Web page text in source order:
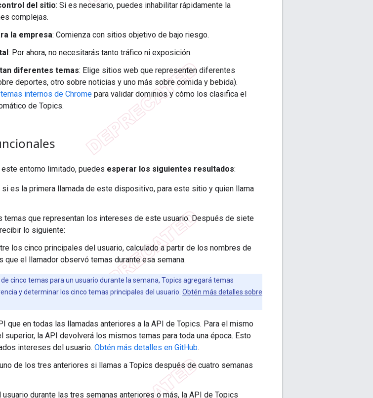
del sitio: Si es necesario, puedes inhabilitar rápidamente la
complejas.
la empresa: Comienza con sitios objetivo de bajo riesgo.
: Por ahora, no necesitarás tanto tráfico ni exposición.
diferentes temas: Elige sitios web que representen diferentes
deportes, otro sobre noticias y uno más sobre comida y bebida).
internos de Chrome para validar dominios y cómo los clasifica el
de Topics.
entorno limitado, puedes esperar los siguientes resultados:
si es la primera llamada de este dispositivo, para este sitio y quien llama
temas que representan los intereses de este usuario. Después de siete
lo siguiente:
los cinco principales del usuario, calculado a partir de los nombres de
que el llamador observó temas durante esa semana.
cinco temas para un usuario durante la semana, Topics agregará temas
y determinar los cinco temas principales del usuario. Obtén más detalles sobre
que en todas las llamadas anteriores a la API de Topics. Para el mismo
superior, la API devolverá los mismos temas para toda una época. Esto
intereses del usuario. Obtén más detalles en GitHub.
de los tres anteriores si llamas a Topics después de cuatro semanas
durante las tres semanas anteriores o más, la API de Topics